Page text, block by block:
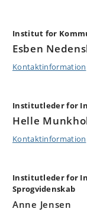
Institut for
Esben
Kontaktinformation
Institutleder for
Helle
Kontaktinformation
Institutleder for
Sprogvidenskab
Anne Jensen